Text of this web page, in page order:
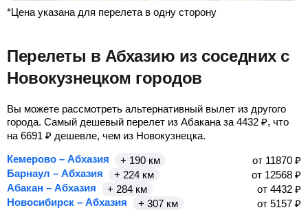
*Цена указана для перелета в одну сторону
Перелеты в Абхазию из соседних с
Новокузнецком городов
Вы можете рассмотреть альтернативный вылет из другого
города. Самый дешевый перелет из Абакана за 4432 ₽, что
на 6691 ₽ дешевле, чем из Новокузнецка.
Кемерово – Абхазия
+ 190 км от 11870 ₽
Барнаул – Абхазия
+ 224 км от 12568 ₽
Абакан – Абхазия
+ 284 км от 4432 ₽
Новосибирск – Абхазия
+ 307 км от 5157 ₽